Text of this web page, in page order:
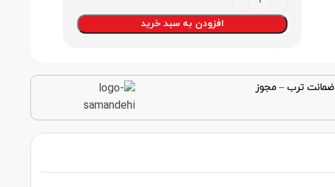
افزودن به سبد خرید
ضمانت ترب – مجوز